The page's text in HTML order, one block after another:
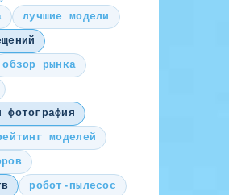
лучшие модели
обзор рынка
фотография
моделей
робот-пылесос